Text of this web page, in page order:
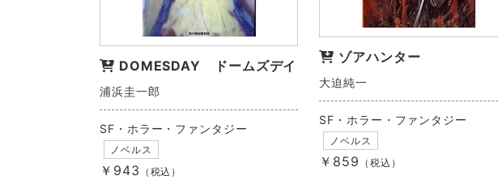
DOMESDAY ドームズデイ
浦浜圭一郎
SF・ホラー・ファンタジー
ノベルス
￥943 （税込）
ゾアハンター
大迫純一
SF・ホラー・ファンタジー
ノベルス
￥859 （税込）